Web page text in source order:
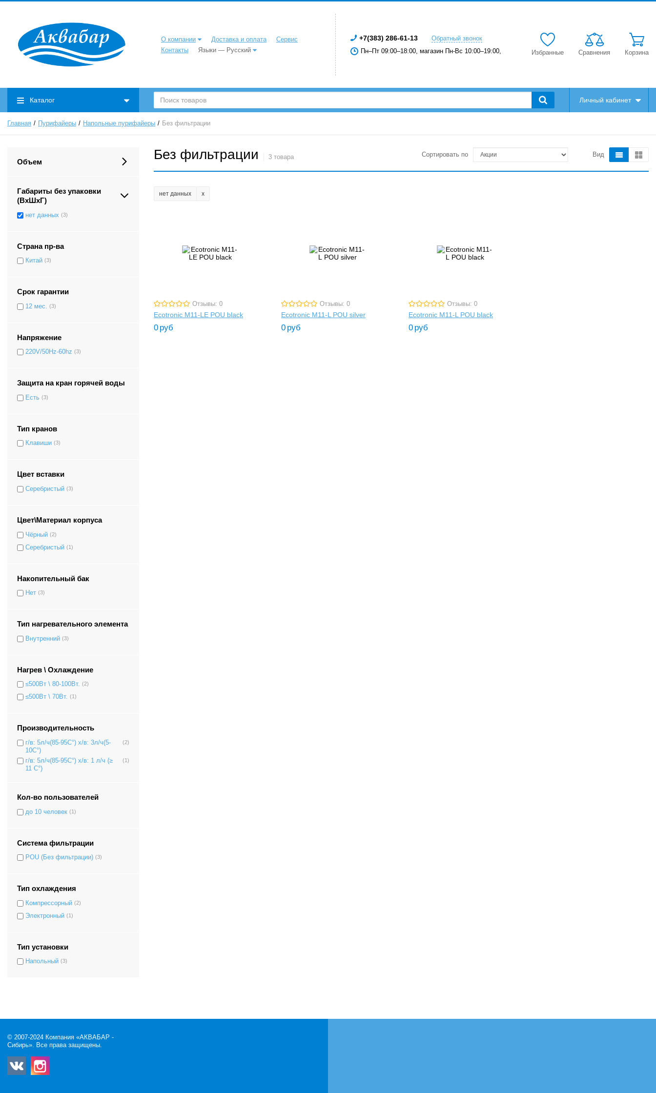
О компании Доставка и оплата
Сервис
Контакты
Языки — Русский
+7(383) 286-61-13
Обратный звонок
Пн–Пт 09:00–18:00, магазин Пн-Вс 10:00–19:00,
Избранные Сравнения Корзина
Каталог Личный кабинет
Главная Пурифайеры Напольные пурифайеры Без фильтрации
Объем
Габариты без упаковки
(ВxШxГ)
нет данных (3)
Страна пр-ва
Китай (3)
Срок гарантии
12 мес. (3)
Напряжение
220V/50Hz-60hz (3)
Защита на кран горячей воды
Есть (3)
Тип кранов
Клавиши (3)
Цвет вставки
Серебристый (3)
Цвет\Материал корпуса
Чёрный (2)
Серебристый (1)
Накопительный бак
Нет (3)
Тип нагревательного элемента
Внутренний (3)
Нагрев \ Охлаждение
≤500Вт \ 80-100Вт. (2)
≤500Вт \ 70Вт. (1)
Производительность
г/в: 5л/ч(85-95C°) х/в: 3л/ч(5-
10C°)
(2)
г/в: 5л/ч(85-95C°) х/в: 1 л/ч (≥
11 C°)
(1)
Кол-во пользователей
до 10 человек (1)
Система фильтрации
POU (Без фильтрации) (3)
Тип охлаждения
Компрессорный (2)
Электронный (1)
Тип установки
Напольный (3)
Без фильтрации 3 товара Сортировать по Вид
нет данных
Отзывы: 0
Ecotronic M11-LE POU black
0 руб
Отзывы: 0
Ecotronic M11-L POU silver
0 руб
Отзывы: 0
Ecotronic M11-L POU black
0 руб
© 2007-2024 Компания «АКВАБАР -
Сибирь». Все права защищены.